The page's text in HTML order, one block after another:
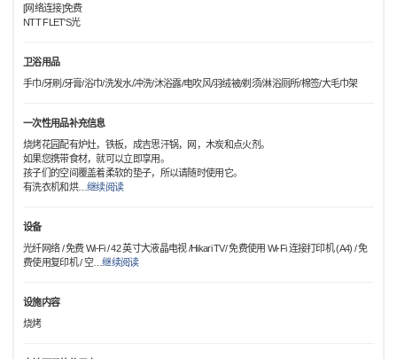
[网络连接]免费
NTT FLET'S光
卫浴用品
手巾/牙刷/牙膏/浴巾/洗发水/冲洗/沐浴露/电吹风/羽绒被/剃须/淋浴厕所/棉签/大毛巾架
一次性用品补充信息
烧烤花园配有炉灶，铁板，成吉思汗锅，网，木炭和点火剂。
如果您携带食材，就可以立即享用。
孩子们的空间覆盖着柔软的垫子，所以请随时使用它。
有洗衣机和烘…继续阅读
设备
光纤网络 / 免费 Wi-Fi / 42 英寸大液晶电视 /Hikari TV/ 免费使用 Wi-Fi 连接打印机 (A4) / 免
费使用复印机 / 空…继续阅读
设施内容
烧烤